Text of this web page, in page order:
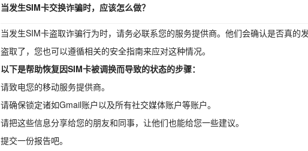
当发生SIM卡交换诈骗时，应该怎么做？
当发生SIM卡盗取诈骗行为时，请务必联系您的服务提供商。他们会确认是否真
盗取了，您也可以遵循相关的安全指南来应对这种情况。
以下是帮助恢复因SIM卡被调换而导致的状态的步骤：
请致电您的移动服务提供商。
请确保锁定诸如Gmail账户以及所有社交媒体账户等账户。
请把这些信息分享给您的朋友和同事，让他们也能给您一些建议。
提交一份报告吧。